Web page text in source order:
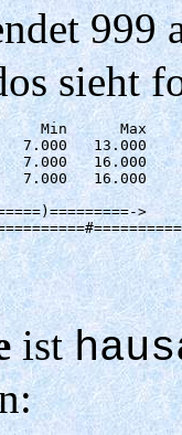
999
sieht
Min      Max
7.000   13.000
7.000   16.000
7.000   16.000
ist